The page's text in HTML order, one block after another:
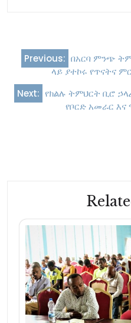
Previous: በአርባ ምንጭ
ላይ ያተኮሩ የጥናትና
Next: የክልሉ ትምህርት ቢሮ
የቦርድ አመራር እና